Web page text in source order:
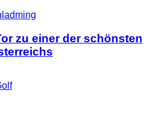
zu einer der schönsten